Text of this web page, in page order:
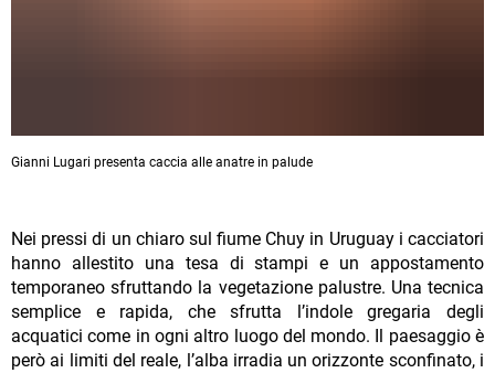
Gianni Lugari presenta caccia alle anatre in palude
Nei pressi di un chiaro sul fiume Chuy in Uruguay i cacciatori
hanno allestito una tesa di stampi e un appostamento
temporaneo sfruttando la vegetazione palustre. Una tecnica
semplice e rapida, che sfrutta l’indole gregaria degli
acquatici come in ogni altro luogo del mondo. Il paesaggio è
però ai limiti del reale, l’alba irradia un orizzonte sconfinato, i